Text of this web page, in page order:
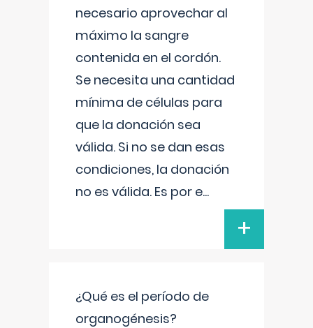
necesario aprovechar al
máximo la sangre
contenida en el cordón.
Se necesita una cantidad
mínima de células para
que la donación sea
válida. Si no se dan esas
condiciones, la donación
no es válida. Es por e...
+
¿Qué es el período de
organogénesis?